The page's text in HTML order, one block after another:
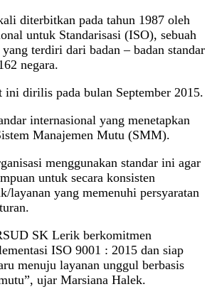
diterbitkan pada tahun 1987 oleh
untuk Standarisasi (ISO), sebuah
terdiri dari badan – badan standar
negara.
ini dirilis pada bulan September 2015.
internasional yang menetapkan
Manajemen Mutu (SMM).
menggunakan standar ini agar
untuk secara konsisten
layanan yang memenuhi persyaratan
SK Lerik berkomitmen
ISO 9001 : 2015 dan siap
menuju layanan unggul berbasis
ujar Marsiana Halek.